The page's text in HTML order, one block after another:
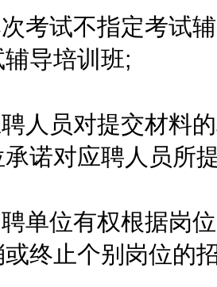
试不指定考试辅
导培训班;
员对提交材料的
诺对应聘人员所
位有权根据岗位
终止个别岗位的